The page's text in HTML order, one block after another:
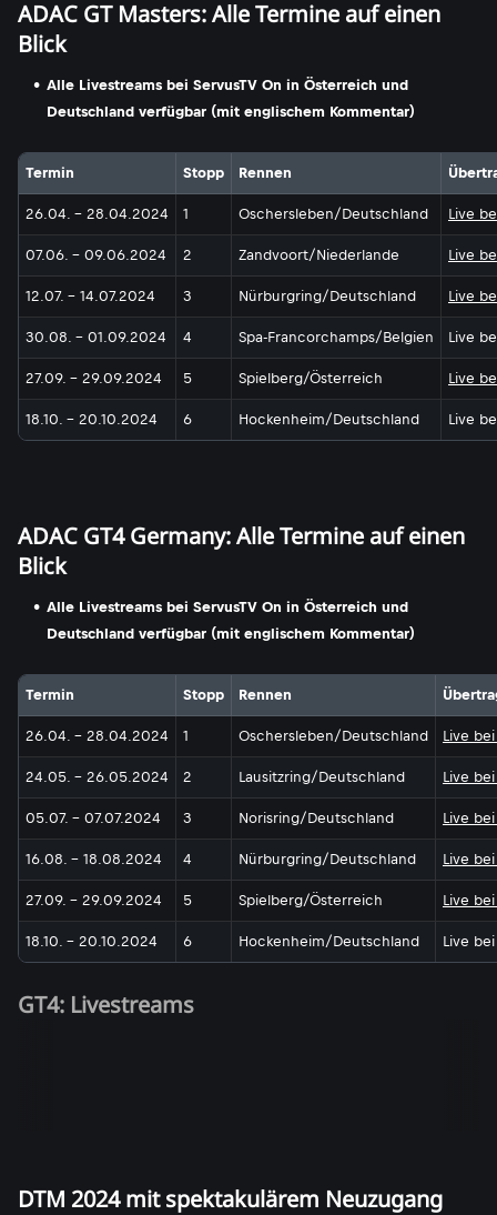
ADAC GT Masters: Alle Termine auf einen
Blick
Alle Livestreams bei ServusTV On in Österreich und
Deutschland verfügbar (mit englischem Kommentar)
Termin Stopp Rennen
26.04. - 28.04.2024 1 Oschersleben/Deutschland Live
07.06. - 09.06.2024 2 Zandvoort/Niederlande Live
12.07. - 14.07.2024 3 Nürburgring/Deutschland Live
30.08. - 01.09.2024 4 Spa-Francorchamps/Belgien Live
27.09. - 29.09.2024 5 Spielberg/Österreich Live
18.10. - 20.10.2024 6 Hockenheim/Deutschland Live
ADAC GT4 Germany: Alle Termine auf einen
Blick
Alle Livestreams bei ServusTV On in Österreich und
Deutschland verfügbar (mit englischem Kommentar)
Termin Stopp Rennen
26.04. - 28.04.2024 1 Oschersleben/Deutschland Live
24.05. - 26.05.2024 2 Lausitzring/Deutschland Live
05.07. - 07.07.2024 3 Norisring/Deutschland Live
16.08. - 18.08.2024 4 Nürburgring/Deutschland Live
27.09. - 29.09.2024 5 Spielberg/Österreich Live
18.10. - 20.10.2024 6 Hockenheim/Deutschland Live
GT4: Livestreams
DTM 2024 mit spektakulärem Neuzugang